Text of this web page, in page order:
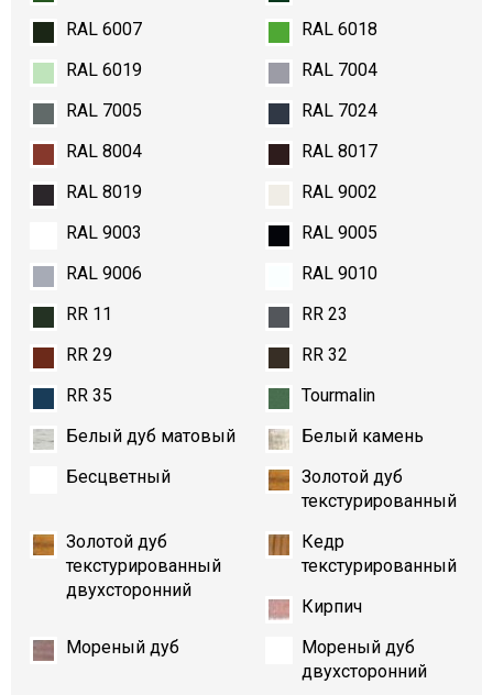
RAL 6007
RAL 6018
RAL 6019
RAL 7004
RAL 7005
RAL 7024
RAL 8004
RAL 8017
RAL 8019
RAL 9002
RAL 9003
RAL 9005
RAL 9006
RAL 9010
RR 11
RR 23
RR 29
RR 32
RR 35
Tourmalin
Белый дуб матовый
Белый камень
Бесцветный
Золотой дуб
текстурированный
Золотой дуб
текстурированный
двухсторонний
Кедр
текстурированный
Кирпич
Мореный дуб
Мореный дуб
двухсторонний